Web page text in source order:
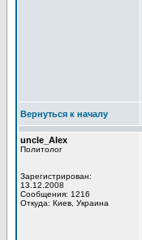
Вернуться к началу
uncle_Alex
Политолог
Зарегистрирован:
13.12.2008
Сообщения: 1216
Откуда: Киев, Украина